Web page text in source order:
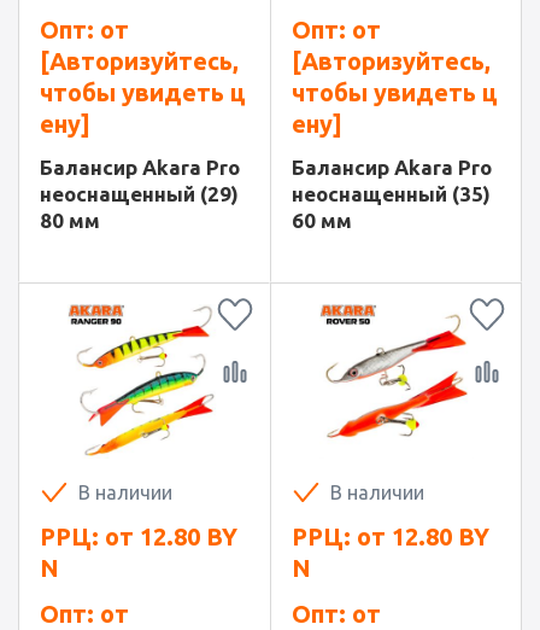
Опт: от
[Авторизуйтесь,
чтобы увидеть ц
ену]
Балансир Akara Pro
неоснащенный (29)
80 мм
Опт: от
[Авторизуйтесь,
чтобы увидеть ц
ену]
Балансир Akara Pro
неоснащенный (35)
60 мм
В наличии
РРЦ: от 12.80 BY
N
Опт: от
В наличии
РРЦ: от 12.80 BY
N
Опт: от